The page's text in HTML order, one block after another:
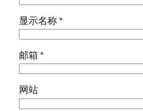
显示名称*
邮箱*
网站